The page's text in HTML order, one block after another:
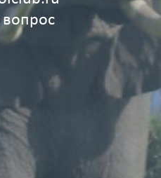
вопрос